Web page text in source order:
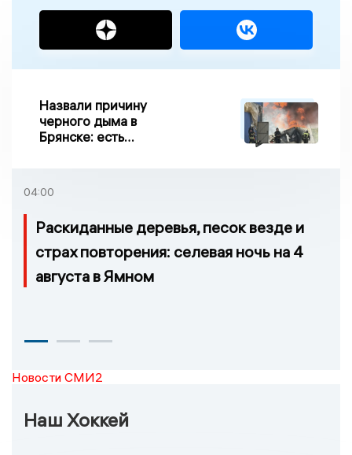
Назвали причину
черного дыма в
Брянске: есть
04:00
Раскиданные деревья, песок везде и
страх повторения: селевая ночь на 4
августа в Ямном
Новости СМИ2
Наш Хоккей